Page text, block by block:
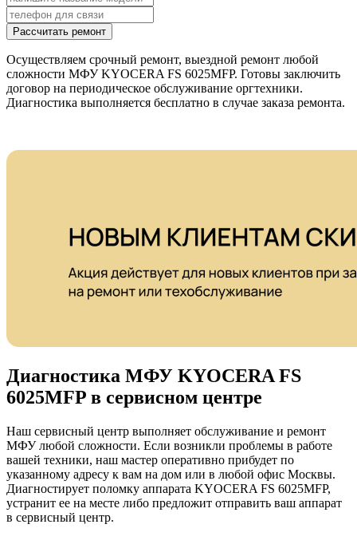
Рассчитать ремонт
Осуществляем срочный ремонт, выездной ремонт любой
сложности МФУ KYOCERA FS 6025MFP. Готовы заключить
договор на периодическое обслуживание оргтехники.
Диагностика выполняется бесплатно в случае заказа ремонта.
Диагностика МФУ KYOCERA FS
6025MFP в сервисном центре
Наш сервисный центр выполняет обслуживание и ремонт
МФУ любой сложности. Если возникли проблемы в работе
вашей техники, наш мастер оперативно прибудет по
указанному адресу к вам на дом или в любой офис Москвы.
Диагностирует поломку аппарата KYOCERA FS 6025MFP,
устранит ее на месте либо предложит отправить ваш аппарат
в сервисный центр.